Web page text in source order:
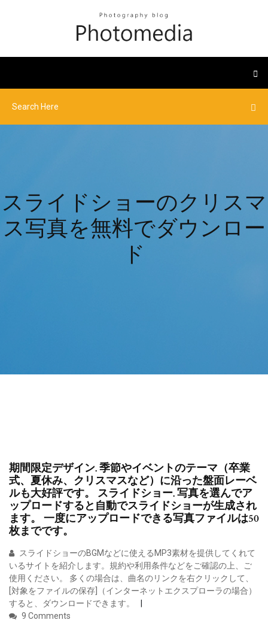
スライドショーのクリスマ
ス写真を無料でダウンロー
ド
期間限定デザイン. 季節やイベントのテーマ（卒業
式、夏休み、クリスマスなど）に沿った盤面レーベ
ルも大好評です。 スライドショー. 写真を選んでア
ップロードすると自動でスライドショーが生成され
ます。 一度にアップロードできる写真ファイルは50
枚までです。
スライドショーのBGMなどに使えるMP3素材を提供してくれて
いるサイトを紹介します。規約や利用条件などをご確認の上、ご
使用ください。 多くの場合は、曲名のリンクを右クリックして、
[対象をファイルの保存]（インターネットエクスプローラの場合）
すると、ダウンロードできます。
9 Comments